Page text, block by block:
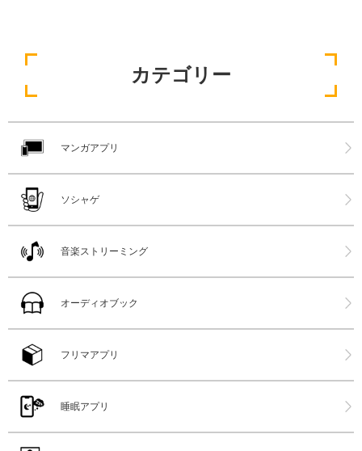
カテゴリー
マンガアプリ
ソシャゲ
音楽ストリーミング
オーディオブック
フリマアプリ
睡眠アプリ